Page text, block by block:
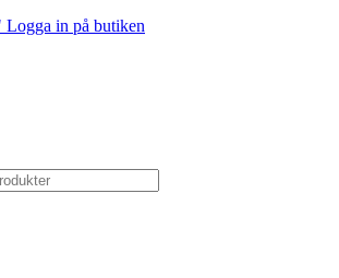
Logga in på butiken